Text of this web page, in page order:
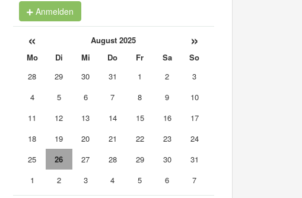
Anmelden
« August 2025 »
Mo Di Mi Do Fr Sa
So
28
29 30 31 1 2
3
4
5 6 7 8 9
10
11
12 13 14 15 16
17
18
19 20 21 22 23
24
25
26 27 28 29 30
31
1
2 3 4 5 6 7